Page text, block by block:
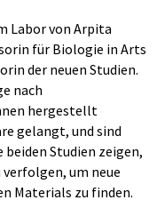
Labor von Arpita
für Biologie in Arts
der neuen Studien.
nach
hergestellt
gelangt, und sind
Studien zeigen,
um neue
Materials zu finden.